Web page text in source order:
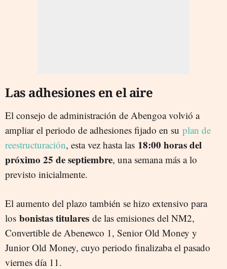
Las adhesiones en el aire
El consejo de administración de Abengoa volvió a
ampliar el periodo de adhesiones fijado en su plan de
reestructuración, esta vez hasta las 18:00 horas del
próximo 25 de septiembre, una semana más a lo
previsto inicialmente.
El aumento del plazo también se hizo extensivo para
los bonistas titulares de las emisiones del NM2,
Convertible de Abenewco 1, Senior Old Money y
Junior Old Money, cuyo periodo finalizaba el pasado
viernes día 11.